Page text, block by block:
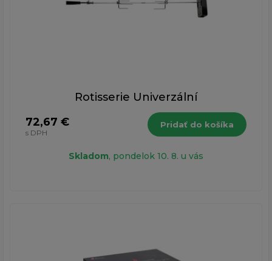
Rotisserie Univerzální
72,67 €
s DPH
Pridať do košíka
Skladom, pondelok 10. 8. u vás